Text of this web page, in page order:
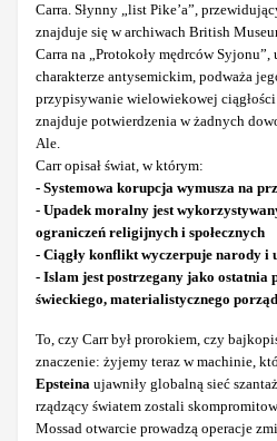
Carra. Słynny „list Pike’a”,
znajduje się w archiwach British
Carra na „Protokoły mędrców Syjonu”,
charakterze antysemickim, podważa
przypisywanie wielowiekowej
znajduje potwierdzenia w żadnych
Ale.
Carr opisał świat, w którym:
- Systemowa korupcja wymusza na
- Upadek moralny jest
ograniczeń religijnych i społecznych
- Ciągły konflikt wyczerpuje narody i
- Islam jest postrzegany jako ostatnia
świeckiego, materialistycznego
To, czy Carr był prorokiem, czy
znaczenie: żyjemy teraz w machinie,
Epsteina ujawniły globalną sieć
rządzący światem zostali
Mossad otwarcie prowadzą operacje